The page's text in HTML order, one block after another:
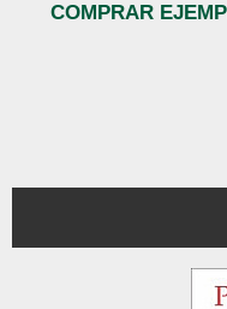
COMPRAR